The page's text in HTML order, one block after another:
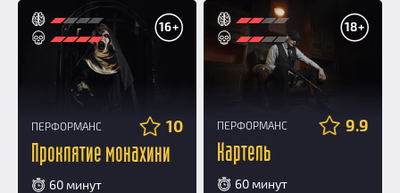
16+
ПЕРФОРМАНС 10
Проклятие монахини
60 минут
18+
ПЕРФОРМАНС 9.9
Картель
60 минут